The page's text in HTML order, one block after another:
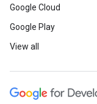
Google Cloud
Google Play
View all